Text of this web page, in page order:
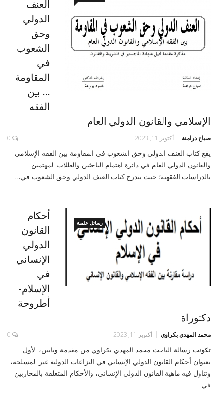
العنف
الدولي
وحق
الشعوب
في
المقاومة
... بين
الفقه
الإسلامي والقانون الدولي العام
صباح درامنة أكتوبر 11, 2023 0
يقع كتاب العنف الدولي وحق الشعوب في المقاومة بين الفقه الإسلامي
والقانون الدولي العام في دائرة اهتمام الباحثين والطلاب المهتمين
بالدراسات الفقهية؛ حيث يندرج كتاب العنف الدولي وحق الشعوب في…
رسائل علمية
أحكام
القانون
الدولي
الإنساني
في
الإسلام-
أطروحة
دكتوراة
محمد المهدي بكراوي أكتوبر 11, 2023 0
تكونت رسالة الباحث محمد المهدي بكراوي من مقدمة وبابين، الأول
بعنوان أحكام القانون الدولي الإنساني في النزاعات الدولية غير المسلحة،
وتناول فيه ماهية القانون الدولي الإنساني، والأحكام المتعلقة بالمحاربين
في…